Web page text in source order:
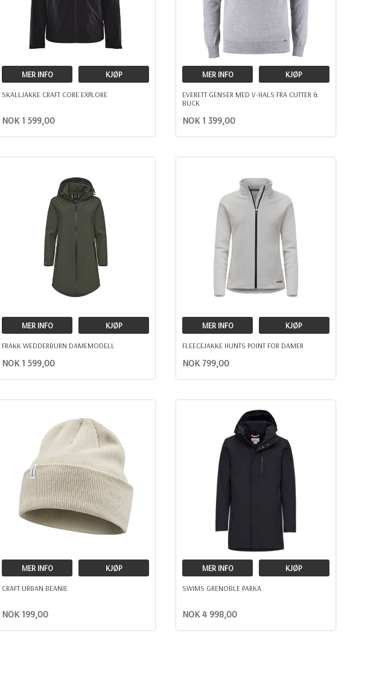
MER INFO KJØP
SKALLJAKKE CRAFT CORE EXPLORE
NOK 1 599,00
MER INFO KJØP
EVERETT GENSER MED V-HALS FRA CUTTER &
BUCK
NOK 1 399,00
MER INFO KJØP
FRAKK WEDDERBURN DAMEMODELL
NOK 1 599,00
MER INFO KJØP
FLEECEJAKKE HUNTS POINT FOR DAMER
NOK 799,00
MER INFO KJØP
CRAFT URBAN BEANIE
NOK 199,00
MER INFO KJØP
SWIMS GRENOBLE PARKA
NOK 4 998,00